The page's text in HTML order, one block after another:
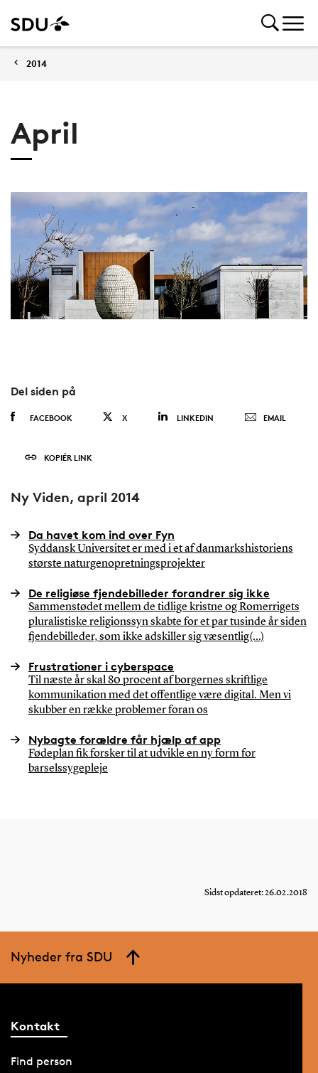
2014
April
Del siden på
FACEBOOK X LINKEDIN EMAIL
KOPIÉR LINK
Ny Viden, april 2014
Da havet kom ind over Fyn
Syddansk Universitet er med i et af danmarkshistoriens
største naturgenopretningsprojekter
De religiøse fjendebilleder forandrer sig ikke
Sammenstødet mellem de tidlige kristne og Romerrigets
pluralistiske religionssyn skabte for et par tusinde år siden
fjendebilleder, som ikke adskiller sig væsentlig(...)
Frustrationer i cyberspace
Til næste år skal 80 procent af borgernes skriftlige
kommunikation med det offentlige være digital. Men vi
skubber en række problemer foran os
Nybagte forældre får hjælp af app
Fødeplan fik forsker til at udvikle en ny form for
barselssygepleje
Sidst opdateret: 26.02.2018
Nyheder fra SDU
Kontakt
Find person